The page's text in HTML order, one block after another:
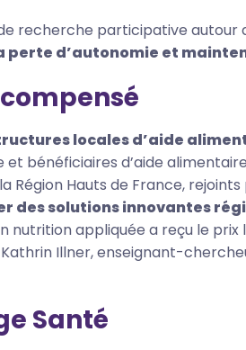
recherche participative autour
d’autonomie et
locales d’aide
et bénéficiaires d’aide
Région Hauts de France,
des solutions innovantes
appliquée a reçu le prix
Illner, enseignant-
Santé